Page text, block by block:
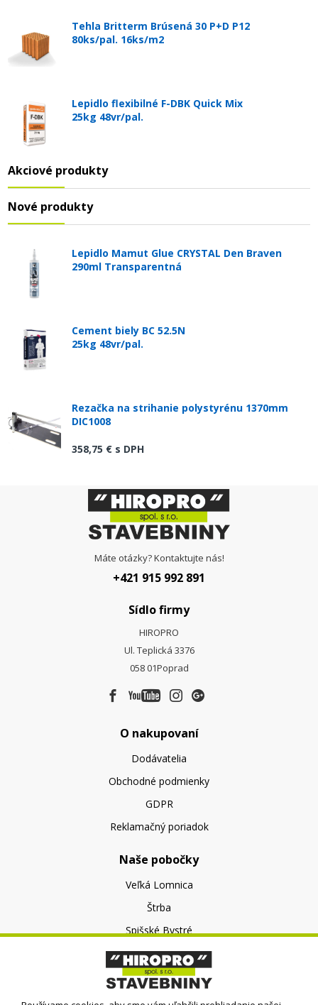
Tehla Britterm Brúsená 30 P+D P12
80ks/pal. 16ks/m2
Lepidlo flexibilné F-DBK Quick Mix
25kg 48vr/pal.
Akciové produkty
Nové produkty
Lepidlo Mamut Glue CRYSTAL Den Braven
290ml Transparentná
Cement biely BC 52.5N
25kg 48vr/pal.
Rezačka na strihanie polystyrénu 1370mm
DIC1008
358,75 € s DPH
Máte otázky? Kontaktujte nás!
+421 915 992 891
Sídlo firmy
HIROPRO
Ul. Teplická 3376
058 01Poprad
O nakupovaní
Dodávatelia
Obchodné podmienky
GDPR
Reklamačný poriadok
Naše pobočky
Veľká Lomnica
Štrba
Spišské Bystré
O nás
O spoločnosti